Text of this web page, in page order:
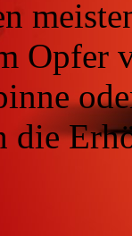
Opfer
die